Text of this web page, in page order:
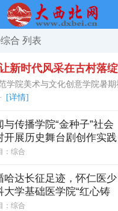
综合 列表
新时代风采在古村落
学院美术与文化创意学院暑
[详情]
传播学院“金种子”社会
开展历史舞台剧创作实践
： 综合
哈达长征足迹，怀仁医少
学基础医学院“红心铸
队三下乡社会实践纪实
： 综合